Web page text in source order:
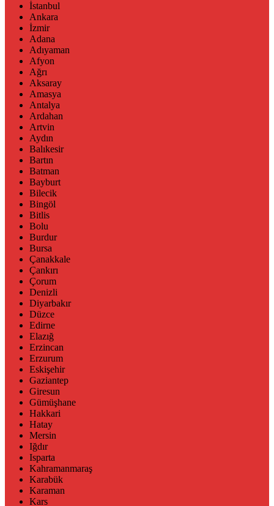
İstanbul
Ankara
İzmir
Adana
Adıyaman
Afyon
Ağrı
Aksaray
Amasya
Antalya
Ardahan
Artvin
Aydın
Balıkesir
Bartın
Batman
Bayburt
Bilecik
Bingöl
Bitlis
Bolu
Burdur
Bursa
Çanakkale
Çankırı
Çorum
Denizli
Diyarbakır
Düzce
Edirne
Elazığ
Erzincan
Erzurum
Eskişehir
Gaziantep
Giresun
Gümüşhane
Hakkari
Hatay
Mersin
Iğdır
Isparta
Kahramanmaraş
Karabük
Karaman
Kars